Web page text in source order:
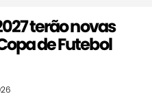
terão novas
de Futebol